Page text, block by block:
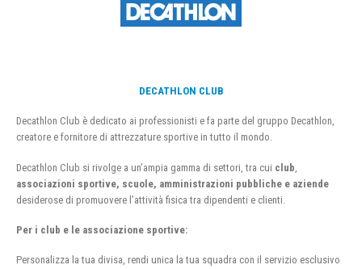
DECATHLON CLUB
Decathlon Club è dedicato ai professionisti e fa parte del gruppo Decathlon,
creatore e fornitore di attrezzature sportive in tutto il mondo.
Decathlon Club si rivolge a un’ampia gamma di settori, tra cui club
associazioni sportive, scuole, amministrazioni pubbliche e aziende
desiderose di promuovere l’attività fisica tra dipendenti e clienti.
Per i club e le associazione sportive:
Personalizza la tua divisa, rendi unica la tua squadra con il servizio esclusivo